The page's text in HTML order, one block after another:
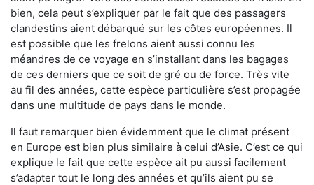
bien, cela peut s’expliquer par le fait que des passagers
clandestins aient débarqué sur les côtes européennes. Il
est possible que les frelons aient aussi connu les
méandres de ce voyage en s’installant dans les bagages
de ces derniers que ce soit de gré ou de force. Très vite
au fil des années, cette espèce particulière s’est propagée
dans une multitude de pays dans le monde.
Il faut remarquer bien évidemment que le climat présent
en Europe est bien plus similaire à celui d’Asie. C’est ce qui
explique le fait que cette espèce ait pu aussi facilement
s’adapter tout le long des années et qu’ils aient pu se